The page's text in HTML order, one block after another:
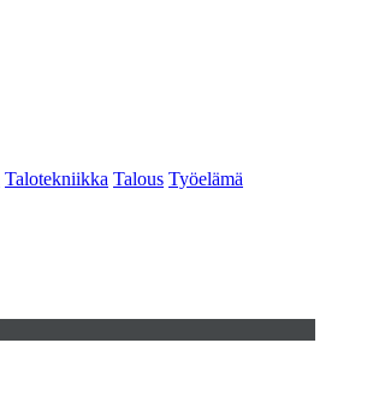
Talotekniikka Talous Työelämä